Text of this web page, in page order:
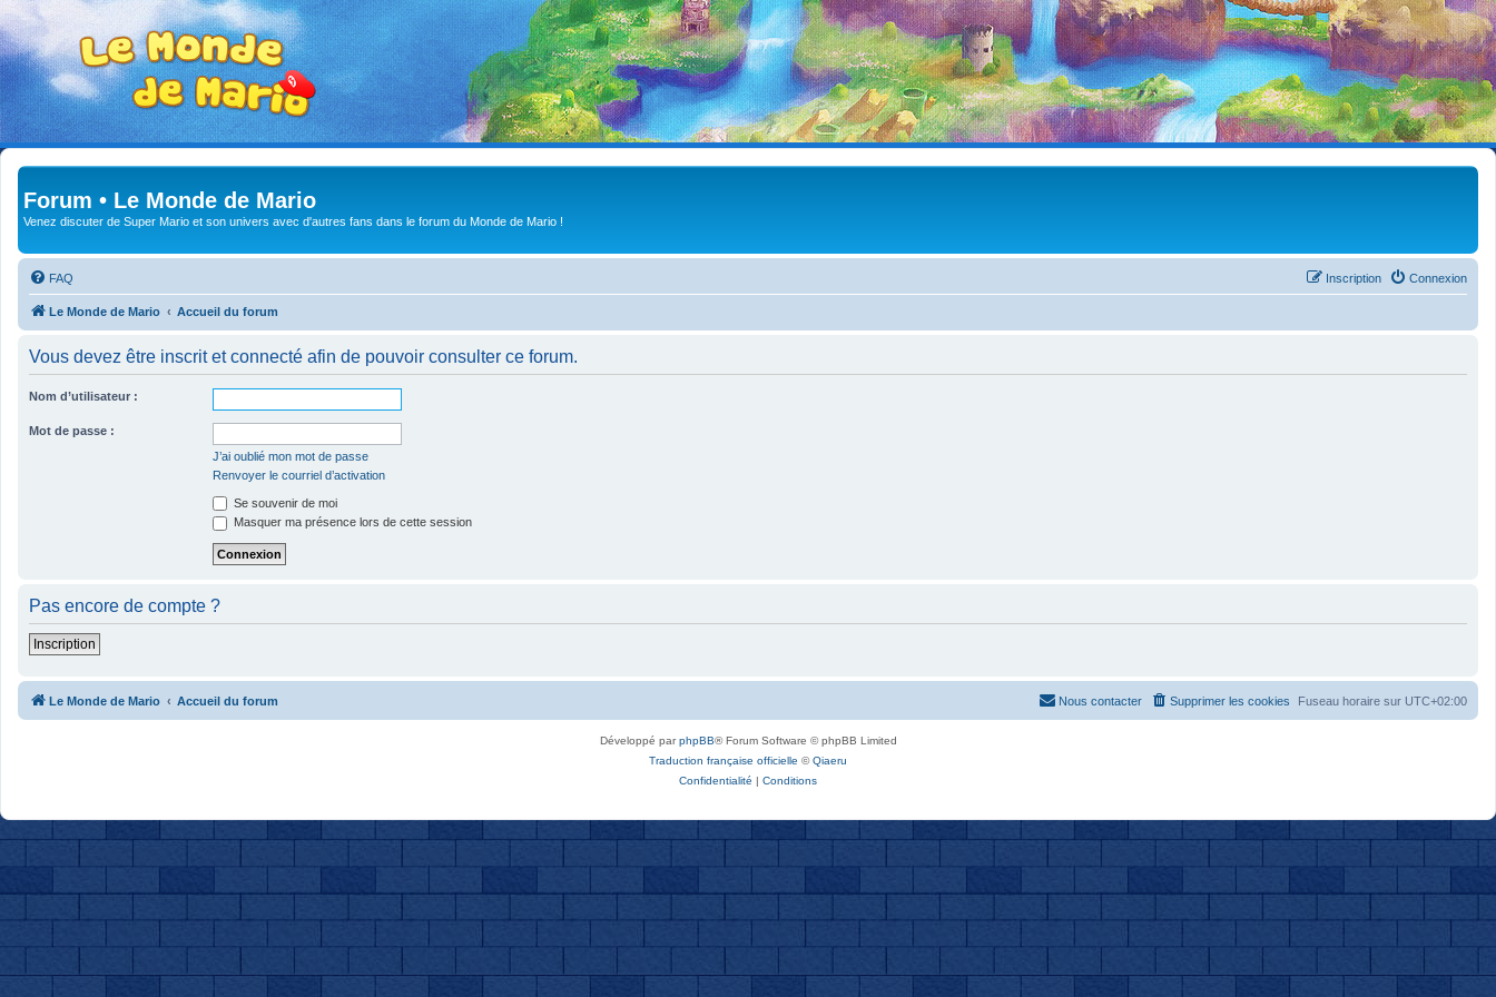
Forum • Le Monde de Mario
Venez discuter de Super Mario et son univers avec d'autres fans dans le forum du Monde de Mario !
FAQ Connexion
Inscription
Le Monde de Mario Accueil du forum
Vous devez être inscrit et connecté afin de pouvoir consulter ce forum.
Nom d’utilisateur :
Mot de passe :
J’ai oublié mon mot de passe
Renvoyer le courriel d’activation
Se souvenir de moi
Masquer ma présence lors de cette session
Pas encore de compte ?
Inscription
Le Monde de Mario Accueil du forum Fuseau horaire sur UTC+02:00
Supprimer les cookies
Nous contacter
Développé parphpBB® Forum Software © phpBB Limited
Traduction française officielle ©Qiaeru
Confidentialité | Conditions